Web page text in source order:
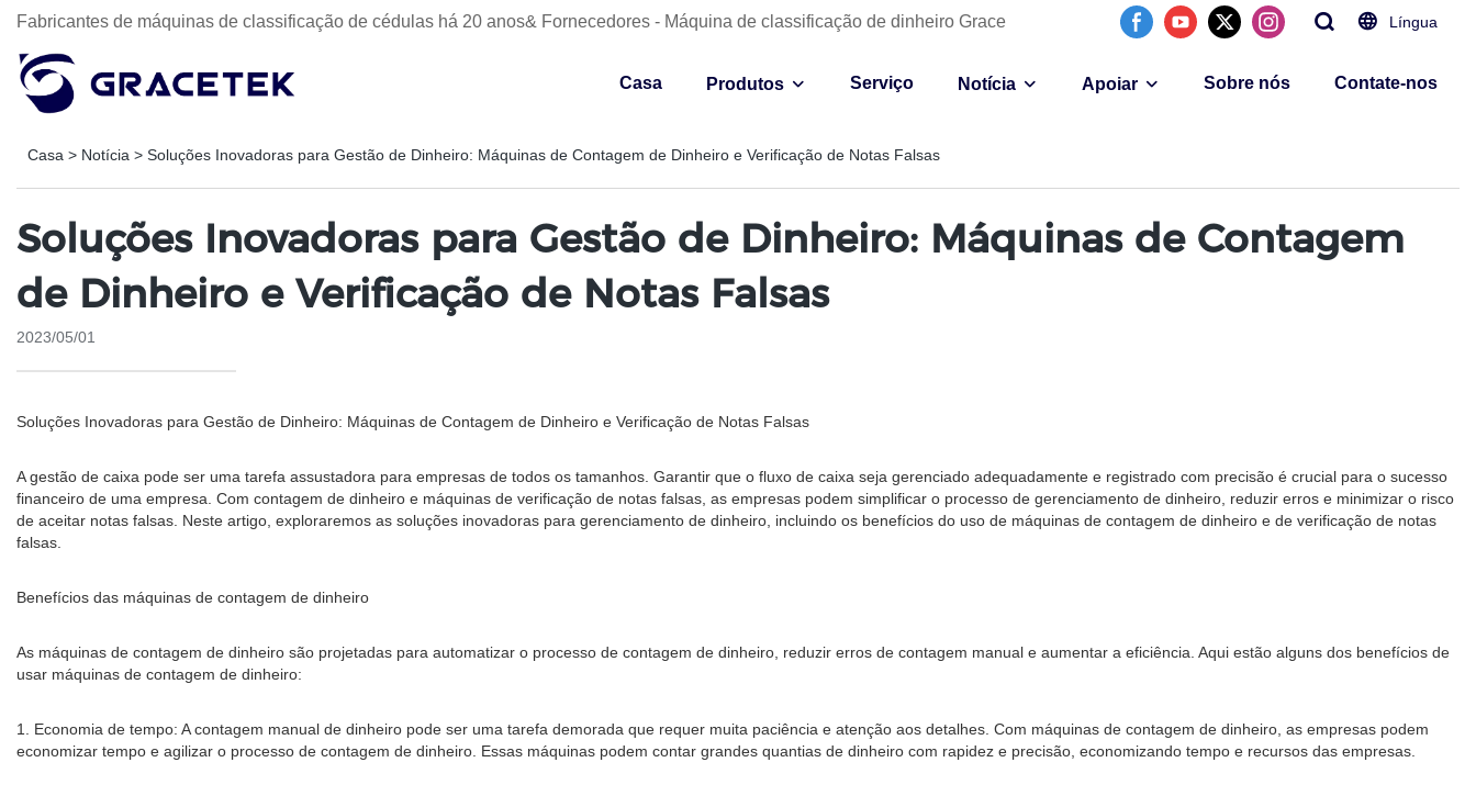
Fabricantes de máquinas de classificação de cédulas há 20 anos& Fornecedores - Máquina de classificação de dinheiro Grace Língua
Casa Produtos Serviço Notícia Apoiar Sobre nós Contate-nos
Casa > Notícia > Soluções Inovadoras para Gestão de Dinheiro: Máquinas de Contagem de Dinheiro e Verificação de Notas Falsas
Soluções Inovadoras para Gestão de Dinheiro: Máquinas de Contagem
de Dinheiro e Verificação de Notas Falsas
2023/05/01
Soluções Inovadoras para Gestão de Dinheiro: Máquinas de Contagem de Dinheiro e Verificação de Notas Falsas
A gestão de caixa pode ser uma tarefa assustadora para empresas de todos os tamanhos. Garantir que o fluxo de caixa seja gerenciado adequadamente e registrado com precisão é crucial para o sucesso
financeiro de uma empresa. Com contagem de dinheiro e máquinas de verificação de notas falsas, as empresas podem simplificar o processo de gerenciamento de dinheiro, reduzir erros e minimizar o risco
de aceitar notas falsas. Neste artigo, exploraremos as soluções inovadoras para gerenciamento de dinheiro, incluindo os benefícios do uso de máquinas de contagem de dinheiro e de verificação de notas
falsas.
Benefícios das máquinas de contagem de dinheiro
As máquinas de contagem de dinheiro são projetadas para automatizar o processo de contagem de dinheiro, reduzir erros de contagem manual e aumentar a eficiência. Aqui estão alguns dos benefícios de
usar máquinas de contagem de dinheiro:
1. Economia de tempo: A contagem manual de dinheiro pode ser uma tarefa demorada que requer muita paciência e atenção aos detalhes. Com máquinas de contagem de dinheiro, as empresas podem
economizar tempo e agilizar o processo de contagem de dinheiro. Essas máquinas podem contar grandes quantias de dinheiro com rapidez e precisão, economizando tempo e recursos das empresas.